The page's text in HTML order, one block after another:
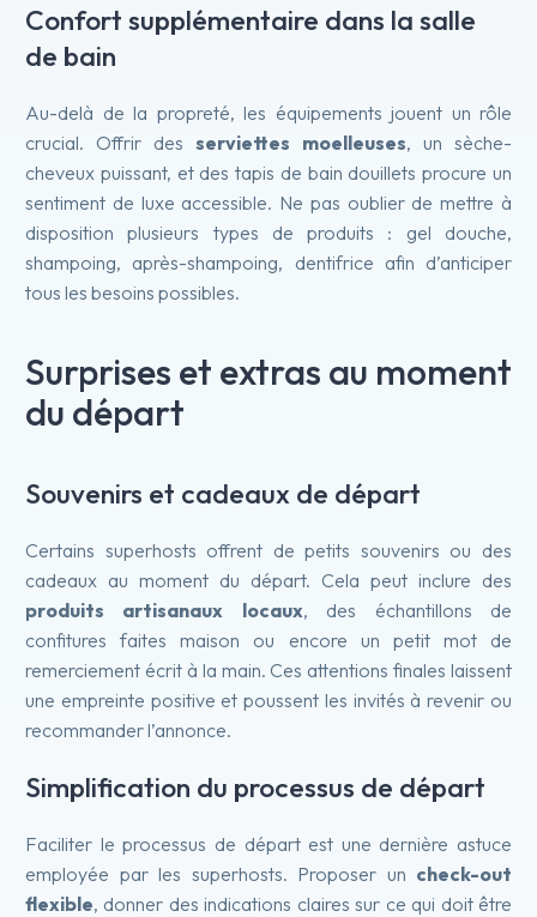
Confort supplémentaire dans la salle
de bain
Au-delà de la propreté, les équipements jouent un rôle
crucial. Offrir des serviettes moelleuses, un sèche-
cheveux puissant, et des tapis de bain douillets procure un
sentiment de luxe accessible. Ne pas oublier de mettre à
disposition plusieurs types de produits : gel douche,
shampoing, après-shampoing, dentifrice afin d’anticiper
tous les besoins possibles.
Surprises et extras au moment
du départ
Souvenirs et cadeaux de départ
Certains superhosts offrent de petits souvenirs ou des
cadeaux au moment du départ. Cela peut inclure des
produits artisanaux locaux, des échantillons de
confitures faites maison ou encore un petit mot de
remerciement écrit à la main. Ces attentions finales laissent
une empreinte positive et poussent les invités à revenir ou
recommander l’annonce.
Simplification du processus de départ
Faciliter le processus de départ est une dernière astuce
employée par les superhosts. Proposer un check-out
flexible, donner des indications claires sur ce qui doit être